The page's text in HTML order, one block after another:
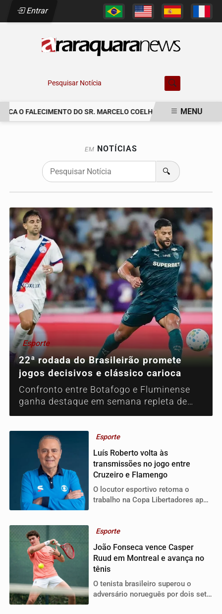
Entrar
Pesquisar Notícia
O FALECIMENTO DO SR. MARCELO COELHO. MENU
EM NOTÍCIAS
🔍
Esporte
22ª rodada do Brasileirão promete
jogos decisivos e clássico carioca
Confronto entre Botafogo e Fluminense
ganha destaque em semana repleta de
partidas que podem alterar a
Esporte
Luís Roberto volta às
transmissões no jogo entre
Cruzeiro e Flamengo
O locutor esportivo retoma o
trabalho na Copa Libertadores após
Mineirão.
Esporte
João Fonseca vence Casper
Ruud em Montreal e avança no
tênis
O tenista brasileiro superou o
adversário norueguês por dois sets